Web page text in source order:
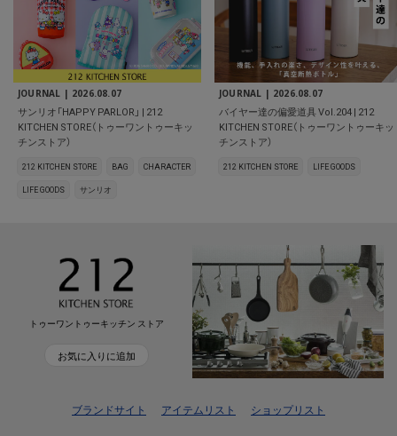
JOURNAL | 2026.08.07
サンリオ「HAPPY PARLOR」 | 212
KITCHEN STORE（トゥーワントゥーキッ
チンストア）
212 KITCHEN STORE BAG
CHARACTER
LIFE GOODS
サンリオ
JOURNAL | 2026.08.07
バイヤー達の偏愛道具 Vol.204 | 212
KITCHEN STORE（トゥーワントゥーキッ
チンストア）
212 KITCHEN STORE LIFE GOODS
トゥーワントゥーキッチン ストア
お気に入りに追加
ブランドサイト アイテムリスト ショップリスト